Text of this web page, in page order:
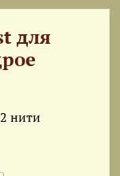
для
нити